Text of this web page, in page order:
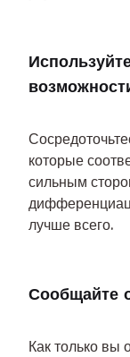
которые
сильным
лучше всего.
Сообщайте
Как только вы